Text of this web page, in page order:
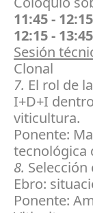
11:45 -
12:15 -
Sesión
Clonal
7. El rol de
I+D+I
viticultura.
Ponente:
tecnológica
8. Selección
Ebro:
Ponente: